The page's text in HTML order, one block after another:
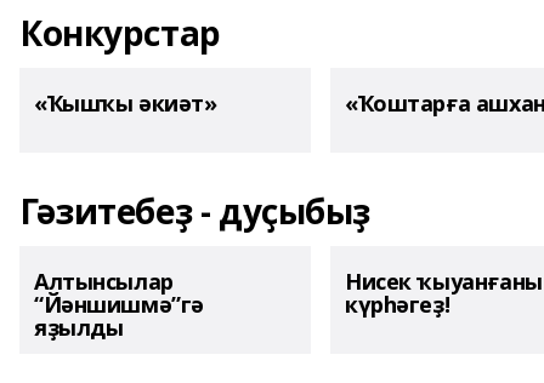
Конкурстар
«Ҡышҡы әкиәт» «Ҡоштарға
Гәзитебеҙ - дуҫыбыҙ
Алтынсылар
“Йәншишмә”гә
яҙылды
Нисек
күрһәгеҙ!